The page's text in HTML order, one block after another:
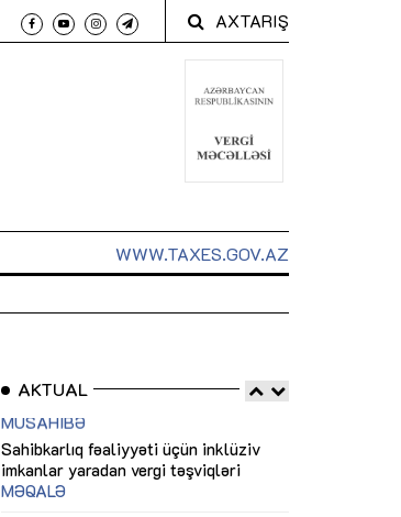
AXTARIŞ
WWW.TAXES.GOV.AZ
AKTUAL
Sahibkarlıq fəaliyyəti üçün inklüziv
imkanlar yaradan vergi təşviqləri
MƏQALƏ